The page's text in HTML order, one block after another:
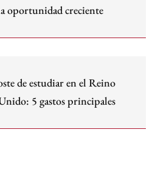
oportunidad creciente
de estudiar en el Reino
5 gastos principales